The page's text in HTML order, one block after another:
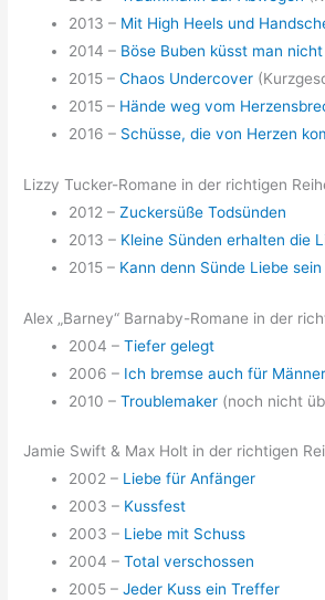
2013 – Mit High Heels und
2014 – Böse Buben küsst man nicht
2015 –Chaos Undercover
2015 – Hände weg vom
2016 – Schüsse, die von Herzen
Lizzy Tucker-Romane in der richtigen
2012 –Zuckersüße Todsünden
2013 – Kleine Sünden erhalten die
2015 – Kann denn Sünde Liebe sein
Alex „Barney“ Barnaby-Romane in der
2004 –Tiefer gelegt
2006 – Ich bremse auch für Männer
2010 –Troublemaker (noch nicht
Jamie Swift & Max Holt in der richtigen
2002 – Liebe für Anfänger
2003 – Kussfest
2003 – Liebe mit Schuss
2004 –Total verschossen
2005 –Jeder Kuss ein Treffer